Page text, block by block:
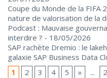
Coupe du Monde de la FIFA
nature de valorisation de la
Podcast : Mauvaise
interdire ? - 18/05/2026
SAP rachète Dremio : le
galaxie SAP Business Data
1
2 3 4 5 » ...